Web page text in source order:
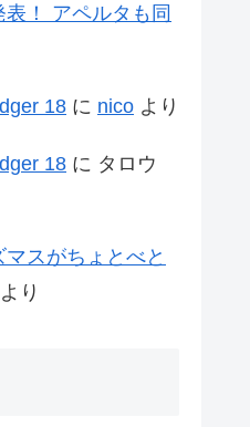
！ アペルタも同
18 に nico より
18 に タロウ
スがちょとべと
より